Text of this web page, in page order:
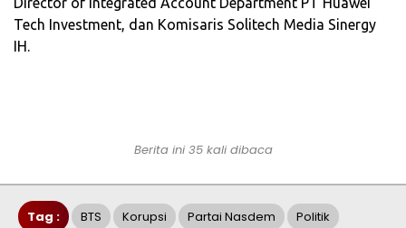
Tech Investment, dan Komisaris Solitech Media Sinergy
IH.
Berita ini 35 kali dibaca
Tag : BTS Korupsi Partai Nasdem Politik